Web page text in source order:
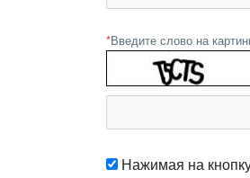
*Введите слово на
Нажимая на